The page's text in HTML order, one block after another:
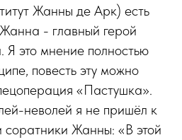
Жанны де Арк) есть
- главный герой
Я это мнение полностью
повесть эту можно
«Пастушка».
неволей я не пришёл к
соратники Жанны: «В этой